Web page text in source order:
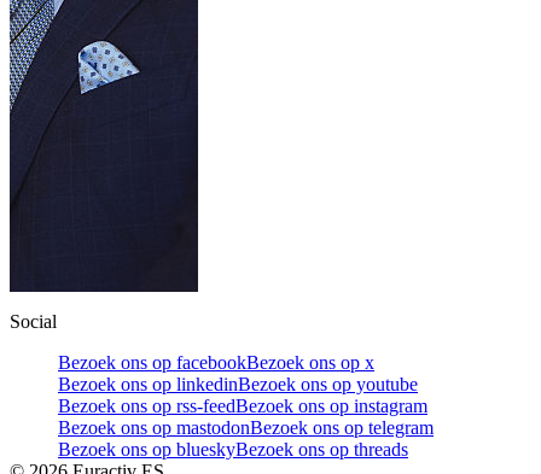
Social
Bezoek ons op facebookBezoek ons op x
Bezoek ons op linkedinBezoek ons op youtube
Bezoek ons op rss-feedBezoek ons op instagram
Bezoek ons op mastodonBezoek ons op telegram
Bezoek ons op blueskyBezoek ons op threads